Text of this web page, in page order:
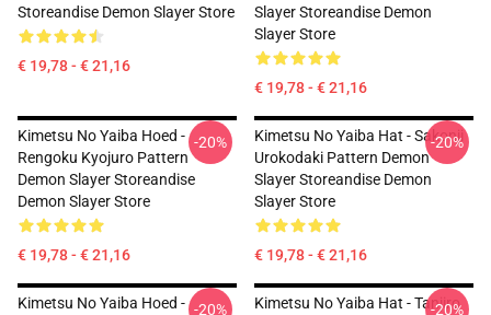
Storeandise Demon Slayer Store
€ 19,78 - € 21,16
Slayer Storeandise Demon
Slayer Store
€ 19,78 - € 21,16
Kimetsu No Yaiba Hoed -
Rengoku Kyojuro Pattern
Demon Slayer Storeandise
Demon Slayer Store
€ 19,78 - € 21,16
-20%
Kimetsu No Yaiba Hat - Sakonji
Urokodaki Pattern Demon
Slayer Storeandise Demon
Slayer Store
€ 19,78 - € 21,16
-20%
Kimetsu No Yaiba Hoed - -20%
Kimetsu No Yaiba Hat - Tanjiro
-20%